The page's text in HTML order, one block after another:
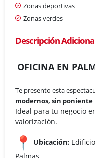
Zonas deportivas
Zonas verdes
Descripción
OFICINA EN
Te presento esta
modernos, sin
Ideal para tu negocio
valorización.
Ubicación: Edificio